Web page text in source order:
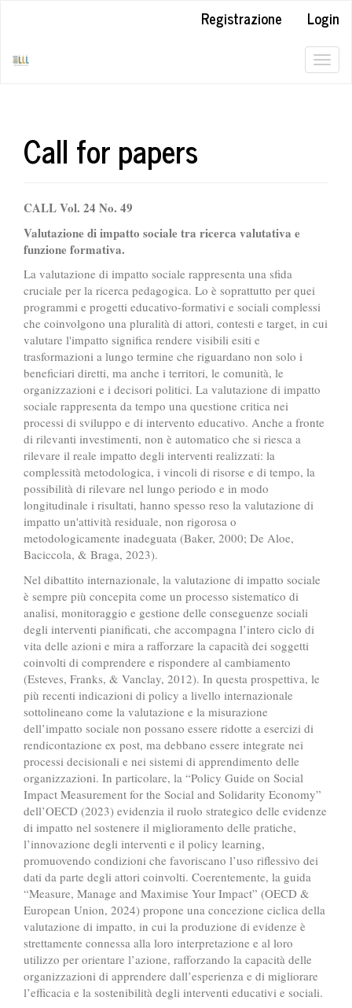
Registrazione
Login
Call for papers
CALL Vol. 24 No. 49
Valutazione di impatto sociale tra ricerca valutativa e
funzione formativa.
La valutazione di impatto sociale rappresenta una sfida
cruciale per la ricerca pedagogica. Lo è soprattutto per quei
programmi e progetti educativo-formativi e sociali complessi
che coinvolgono una pluralità di attori, contesti e target, in cui
valutare l'impatto significa rendere visibili esiti e
trasformazioni a lungo termine che riguardano non solo i
beneficiari diretti, ma anche i territori, le comunità, le
organizzazioni e i decisori politici. La valutazione di impatto
sociale rappresenta da tempo una questione critica nei
processi di sviluppo e di intervento educativo. Anche a fronte
di rilevanti investimenti, non è automatico che si riesca a
rilevare il reale impatto degli interventi realizzati: la
complessità metodologica, i vincoli di risorse e di tempo, la
possibilità di rilevare nel lungo periodo e in modo
longitudinale i risultati, hanno spesso reso la valutazione di
impatto un'attività residuale, non rigorosa o
metodologicamente inadeguata (Baker, 2000; De Aloe,
Baciccola, & Braga, 2023).
Nel dibattito internazionale, la valutazione di impatto sociale
è sempre più concepita come un processo sistematico di
analisi, monitoraggio e gestione delle conseguenze sociali
degli interventi pianificati, che accompagna l’intero ciclo di
vita delle azioni e mira a rafforzare la capacità dei soggetti
coinvolti di comprendere e rispondere al cambiamento
(Esteves, Franks, & Vanclay, 2012). In questa prospettiva, le
più recenti indicazioni di policy a livello internazionale
sottolineano come la valutazione e la misurazione
dell’impatto sociale non possano essere ridotte a esercizi di
rendicontazione ex post, ma debbano essere integrate nei
processi decisionali e nei sistemi di apprendimento delle
organizzazioni. In particolare, la “Policy Guide on Social
Impact Measurement for the Social and Solidarity Economy”
dell’OECD (2023) evidenzia il ruolo strategico delle evidenze
di impatto nel sostenere il miglioramento delle pratiche,
l’innovazione degli interventi e il policy learning,
promuovendo condizioni che favoriscano l’uso riflessivo dei
dati da parte degli attori coinvolti. Coerentemente, la guida
“Measure, Manage and Maximise Your Impact” (OECD &
European Union, 2024) propone una concezione ciclica della
valutazione di impatto, in cui la produzione di evidenze è
strettamente connessa alla loro interpretazione e al loro
utilizzo per orientare l’azione, rafforzando la capacità delle
organizzazioni di apprendere dall’esperienza e di migliorare
l’efficacia e la sostenibilità degli interventi educativi e sociali.